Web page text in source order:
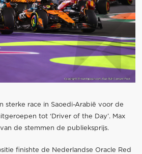
sterke race in Saoedi-Arabië voor de
tot ‘Driver of the Day’. Max
de stemmen de publieksprijs.
finishte de Nederlandse Oracle Red